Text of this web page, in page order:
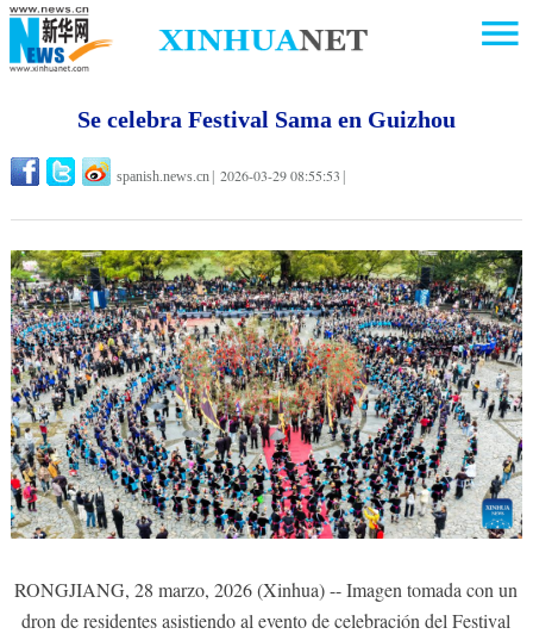
Se celebra Festival Sama en Guizhou
spanish.news.cn 2026-03-29 08:55:53
RONGJIANG, 28 marzo, 2026 (Xinhua) -- Imagen tomada con un
dron de residentes asistiendo al evento de celebración del Festival